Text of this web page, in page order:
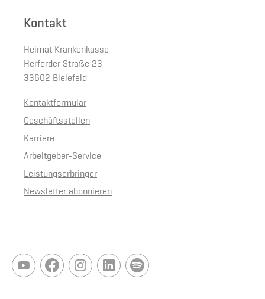
Kontakt
Heimat Krankenkasse
Herforder Straße 23
33602 Bielefeld
Kontaktformular
Geschäftsstellen
Karriere
Arbeitgeber-Service
Leistungserbringer
Newsletter abonnieren